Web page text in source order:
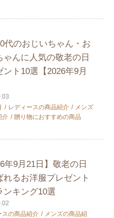
代のおじいちゃん・お
ゃんに人気の敬老の日
ント10選【2026年9月
レディースの商品紹介
メンズ
介
贈り物におすすめの商品
年9月21日】敬老の日
れるお洋服プレゼント
ンキング10選
スの商品紹介
メンズの商品紹